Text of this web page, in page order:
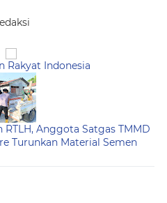
Rakyat Indonesia
Anggota Satgas TMMD
Turunkan Material Semen